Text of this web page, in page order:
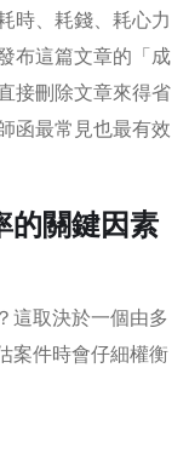
時、耗錢、耗心力
布這篇文章的「成
接刪除文章來得省
函最常見也最有效
的關鍵因素
這取決於一個由多
案件時會仔細權衡